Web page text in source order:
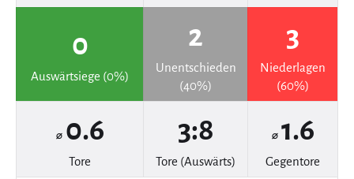
0
Auswärtsiege (0%)
2
Unentschieden
(40%)
3
Niederlagen
(60%)
⌀ 0.6
Tore
3:8
Tore (Auswärts)
⌀ 1.6
Gegentore